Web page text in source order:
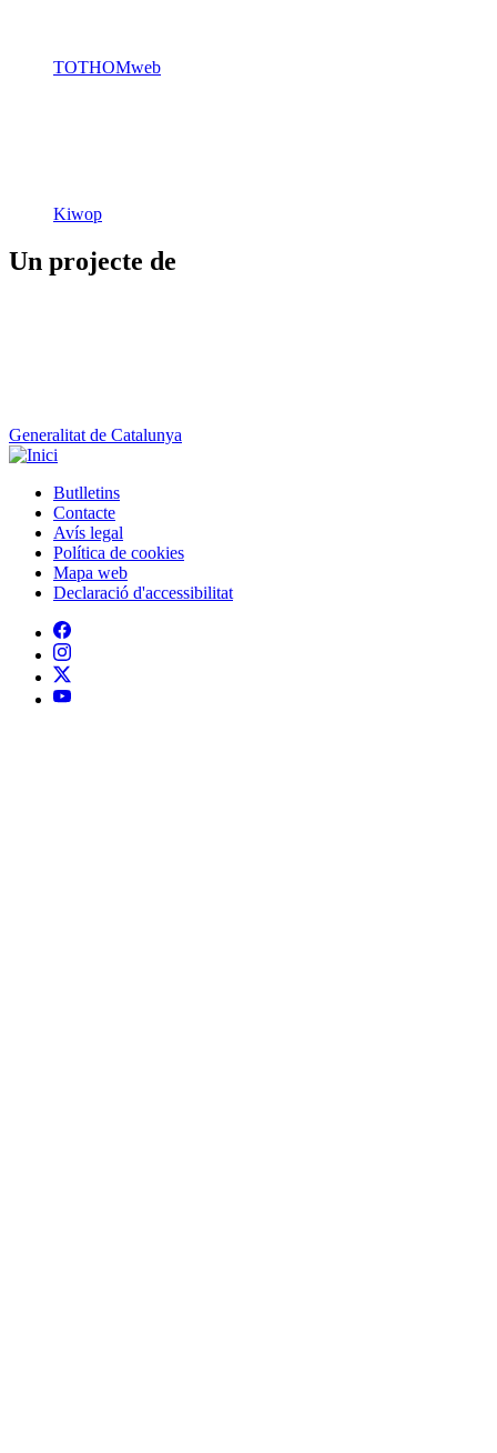
TOTHOMweb
Kiwop
Un projecte de
Generalitat de Catalunya
Peu
Butlletins
Contacte
Avís legal
Política de cookies
Mapa web
Declaració d'accessibilitat